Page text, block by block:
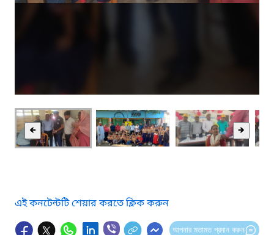
🡸 🡺
এই কনটেন্টটি শেয়ার করতে ক্লিক করুন
আপনার মতামত প্রদান করুন